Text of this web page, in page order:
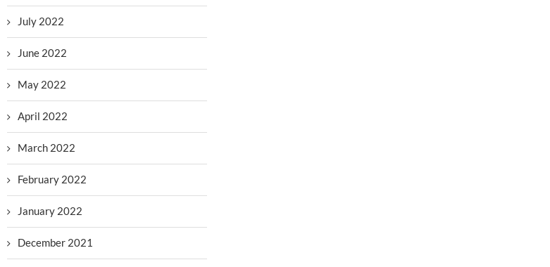
July 2022
June 2022
May 2022
April 2022
March 2022
February 2022
January 2022
December 2021